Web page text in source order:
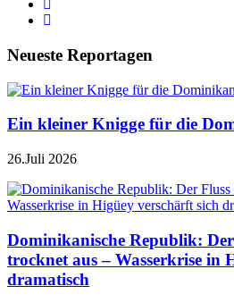
Neueste Reportagen
Ein kleiner Knigge für die
26.Juli 2026
Dominikanische Republik:
trocknet aus – Wasserkrise in
dramatisch